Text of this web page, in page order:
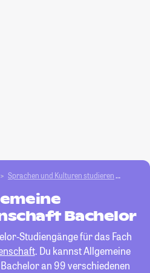
Sprachen und Kulturen studieren
Bachelor
Studiengänge für das Fach
. Du kannst Allgemeine
an 99 verschiedenen